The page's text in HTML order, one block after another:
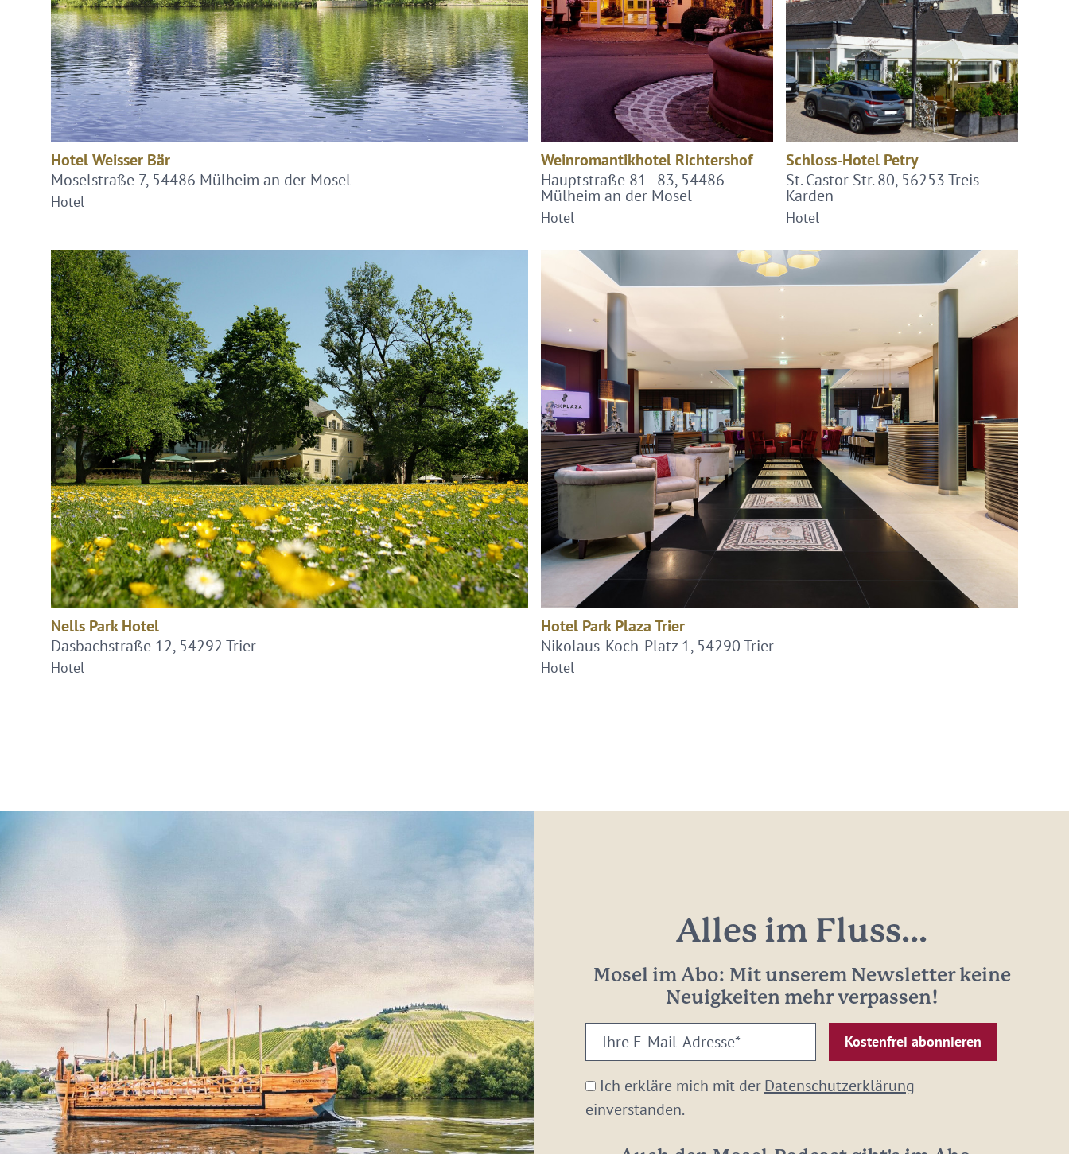
Hotel Weisser Bär
Moselstraße 7, 54486 Mülheim an der Mosel
Hotel
Weinromantikhotel Richtershof
Hauptstraße 81 - 83, 54486
Mülheim an der Mosel
Hotel
Schloss-Hotel Petry
St. Castor Str. 80, 56253 Treis-
Karden
Hotel
Nells Park Hotel
Dasbachstraße 12, 54292 Trier
Hotel
Hotel Park Plaza Trier
Nikolaus-Koch-Platz 1, 54290 Trier
Hotel
Alles im Fluss...
Mosel im Abo: Mit unserem Newsletter keine
Neuigkeiten mehr verpassen!
Ihre
E-
Mail-
Adresse:
Ich erkläre mich mit derDatenschutzerklärung
einverstanden.